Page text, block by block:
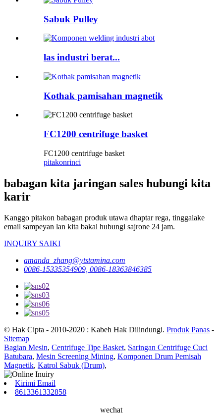
Sabuk Pulley
las industri berat...
Kothak pamisahan magnetik
FC1200 centrifuge basket
FC1200 centrifuge basket
pitakonrinci
babagan kita jaringan sales hubungi kita
karir
Kanggo pitakon babagan produk utawa dhaptar rega, tinggalake
email sampeyan lan kita bakal hubungi sajrone 24 jam.
INQUIRY SAIKI
amanda_zhang@ytstamina.com
0086-15335354909, 0086-18363846385
© Hak Cipta - 2010-2020 : Kabeh Hak Dilindungi. Produk Panas -
Sitemap
Bagian Mesin, Centrifuge Tipe Basket, Saringan Centrifuge Cuci
Batubara, Mesin Screening Mining, Komponen Drum Pemisah
Magnetik, Katrol Sabuk (Drum),
Kirimi Email
8613361332858
wechat